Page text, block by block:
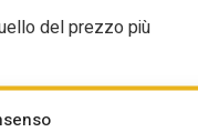
del prezzo più
ore 14:00.